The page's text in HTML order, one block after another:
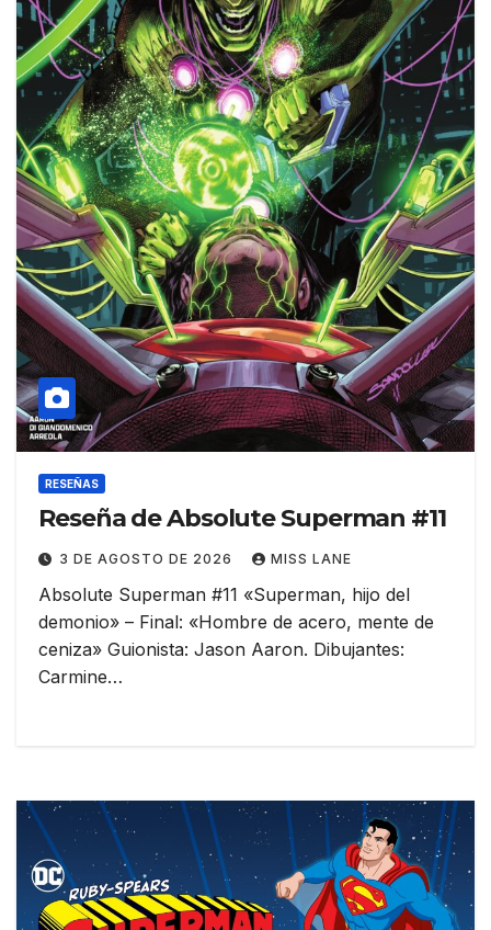
RESEÑAS
Reseña de Absolute Superman #11
3 DE AGOSTO DE 2026 MISS LANE
Absolute Superman #11 «Superman, hijo del
demonio» – Final: «Hombre de acero, mente de
ceniza» Guionista: Jason Aaron. Dibujantes:
Carmine…